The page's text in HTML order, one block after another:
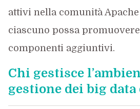
attivi nella comunità Apache
ciascuno possa
componenti aggiuntivi.
Chi gestisce
gestione dei big data